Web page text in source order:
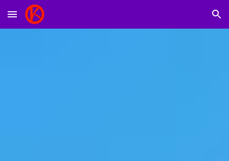
Skip to main content Skip to navigation